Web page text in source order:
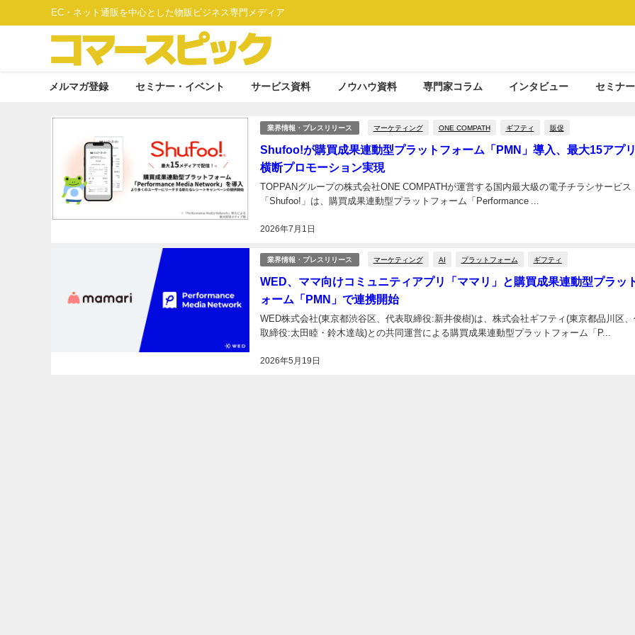
EC・ネット通販を中心とした物販ビジネス専門メディア
メルマガ登録 セミナー・イベント サービス資料 ノウハウ資料 専門家コラム インタビュー セミナ
業界情報・プレスリリース マーケティング ONE COMPATH ギフティ 販促
Shufoo!が購買成果連動型プラットフォーム「PMN」導入、最大15アプ
横断プロモーション実現
2026年7月1日
TOPPANグループの株式会社ONE COMPATHが運営する国内最大級の電子チラシサービス
「Shufoo!」は、購買成果連動型プラットフォーム「Performance ...
業界情報・プレスリリース マーケティング AI プラットフォーム ギフティ
WED、ママ向けコミュニティアプリ「ママリ」と購買成果連動型プラッ
ォーム「PMN」で連携開始
2026年5月19日
WED株式会社(東京都渋谷区、代表取締役:新井俊樹)は、株式会社ギフティ(東京都品川区、
取締役:太田睦・鈴木達哉)との共同運営による購買成果連動型プラットフォーム「P...